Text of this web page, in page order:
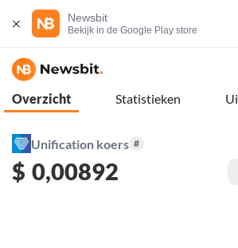
Newsbit
Bekijk in de Google Play store
Overzicht Statistieken
Unification koers #
$ 0,00892